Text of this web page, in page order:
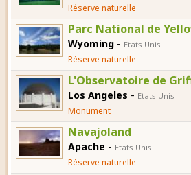
Réserve naturelle
Parc National de
Wyoming - Etats Unis
Réserve naturelle
L'Observatoire de
Los Angeles - Etats Unis
Monument
Navajoland
Apache - Etats Unis
Réserve naturelle